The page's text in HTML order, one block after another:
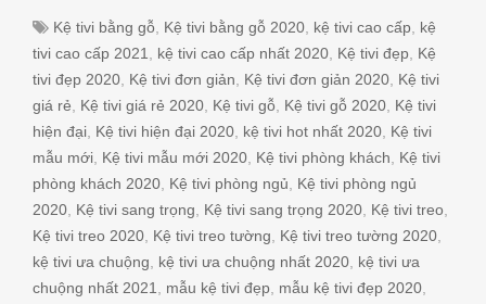
Kệ tivi bằng gỗ Kệ tivi bằng gỗ 2020 kệ tivi cao cấp kệ
tivi cao cấp 2021
kệ tivi cao cấp nhất 2020 Kệ tivi đẹp Kệ
tivi đẹp 2020 Kệ tivi đơn giản Kệ tivi đơn giản 2020 Kệ tivi
giá rẻ
Kệ tivi giá rẻ 2020 Kệ tivi gỗ Kệ tivi gỗ 2020 Kệ tivi
hiện đại Kệ tivi hiện đại 2020 kệ tivi hot nhất 2020 Kệ tivi
mẫu mới Kệ tivi mẫu mới 2020 Kệ tivi phòng khách
Kệ tivi
phòng khách 2020 Kệ tivi phòng ngủ
Kệ tivi phòng ngủ
2020 Kệ tivi sang trọng Kệ tivi sang trọng 2020 Kệ tivi treo
Kệ tivi treo 2020 Kệ tivi treo tường Kệ tivi treo tường 2020
kệ tivi ưa chuộng
kệ tivi ưa chuộng nhất 2020 kệ tivi ưa
chuộng nhất 2021
mẫu kệ tivi đẹp mẫu kệ tivi đẹp 2020